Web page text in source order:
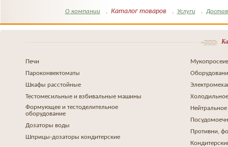
О компании Каталог товаров Услуги
Печи
Пароконвектоматы
Шкафы расстойные
Тестомесильные и взбивальные машины
Формующее и тестоделительное
оборудование
Дозаторы воды
Шприцы-дозаторы кондитерские
Противни,